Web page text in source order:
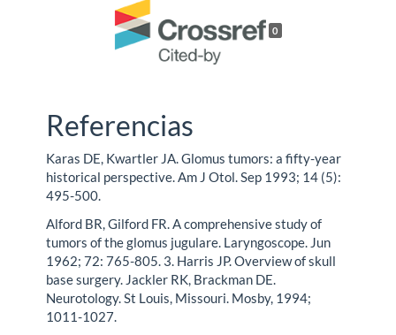
0
Referencias
Karas DE, Kwartler JA. Glomus tumors: a fifty-year
historical perspective. Am J Otol. Sep 1993; 14 (5):
495-500.
Alford BR, Gilford FR. A comprehensive study of
tumors of the glomus jugulare. Laryngoscope. Jun
1962; 72: 765-805. 3. Harris JP. Overview of skull
base surgery. Jackler RK, Brackman DE.
Neurotology. St Louis, Missouri. Mosby, 1994;
1011-1027.